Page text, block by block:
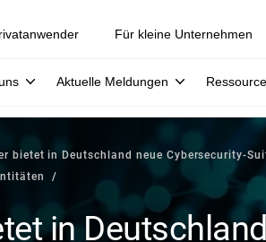
Für kleine Unternehmen
Aktuelle Meldungen
bietet in Deutschland neue Cybersecurity-
in